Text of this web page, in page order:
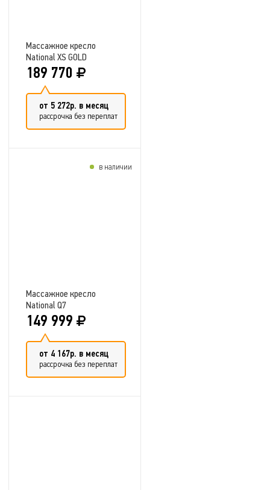
Массажное кресло
National XS GOLD
189 770
от 5 272р. в месяц
рассрочка без переплат
Массажное кресло
National Q7
149 999
от 4 167р. в месяц
рассрочка без переплат
в наличии